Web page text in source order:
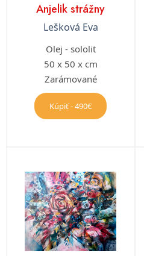
Anjelik strážny
Lešková Eva
Olej - sololit
50 x 50 x cm
Zarámované
Kúpiť - 490€